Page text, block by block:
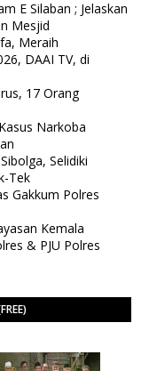
E Silaban ; Jelaskan
Mesjid
Meraih
DAAI TV, di
17 Orang
Narkoba
Selidiki
Tek
Gakkum Polres
Kemala
& PJU Polres